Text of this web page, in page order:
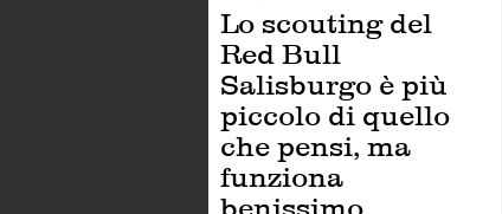
Lo scouting del
Red Bull
Salisburgo è più
piccolo di quello
che pensi, ma
funziona